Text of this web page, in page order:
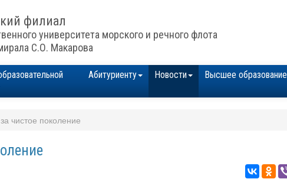
филиал
университета морского и речного флота
С.О. Макарова
Абитуриенту Новости Высшее образование
чистое поколение